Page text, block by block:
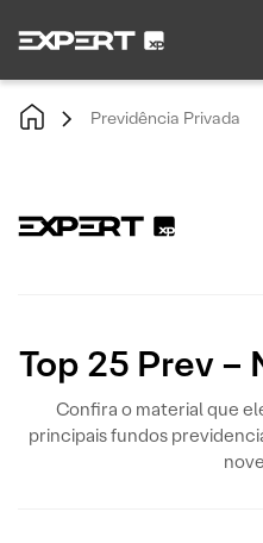
Previdência Privada
Top 25 Prev –
Confira o material que
principais fundos